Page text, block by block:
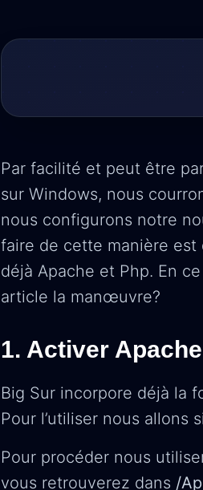
Par facilité et peut être
sur Windows, nous
nous configurons notre
faire de cette manière est
déjà Apache et Php. En
article la manœuvre?
1. Activer Apache
Big Sur incorpore déjà la
Pour l’utiliser nous allons
Pour procéder nous
vous retrouverez dans /